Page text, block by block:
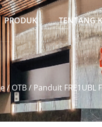
PRODUK TENTANG
/ OTB/ Panduit FRE1UBL